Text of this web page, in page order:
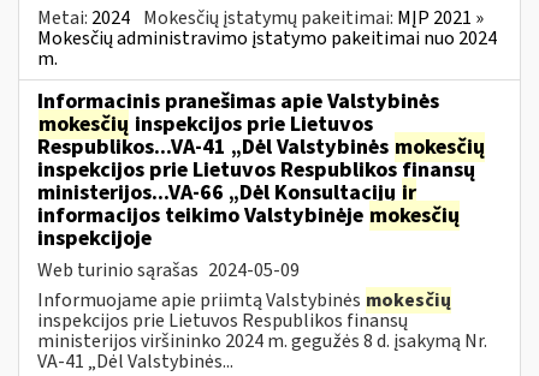
Metai: 2024 Mokesčių įstatymų pakeitimai: MĮP 2021 »
Mokesčių administravimo įstatymo pakeitimai nuo 2024
m.
Informacinis pranešimas apie Valstybinės
mokesčių inspekcijos prie Lietuvos
Respublikos...VA-41 „Dėl Valstybinės mokesčių
inspekcijos prie Lietuvos Respublikos finansų
ministerijos...VA-66 „Dėl Konsultacijų ir
informacijos teikimo Valstybinėje mokesčių
inspekcijoje
Web turinio sąrašas 2024-05-09
Informuojame apie priimtą Valstybinės mokesčių
inspekcijos prie Lietuvos Respublikos finansų
ministerijos viršininko 2024 m. gegužės 8 d. įsakymą Nr.
VA-41 „Dėl Valstybinės...